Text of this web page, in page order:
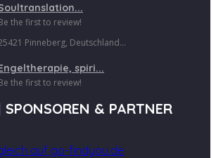
the first to review!
Pinneberg, Deutschland...
spiri...
the first to review!
SPONSOREN & PARTNER
auf go-findyou.de